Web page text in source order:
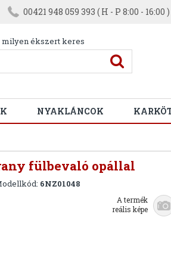
00421 948 059 393 ( H - P 8:00 - 16:00 )
milyen ékszert keres
NYAKLÁNCOK
fülbevaló opállal
6NZ01048
A termék
reális képe